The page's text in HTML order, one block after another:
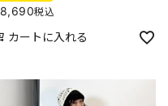
8,690税込
カートに入れる